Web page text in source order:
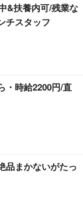
&扶養内可/残業な
チスタッフ
・時給2200円/直
品まかないがたっ